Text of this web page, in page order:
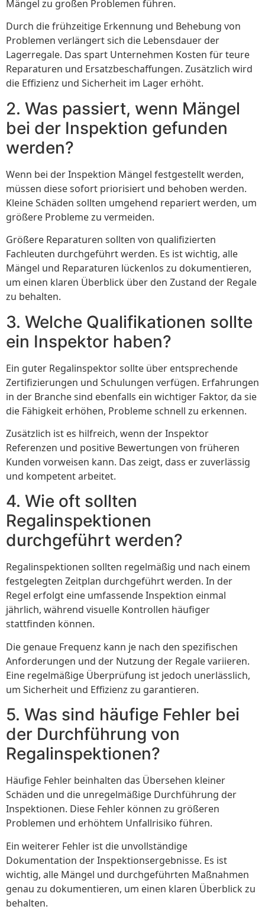
Mängel zu großen Problemen führen.
Durch die frühzeitige Erkennung und Behebung von
Problemen verlängert sich die Lebensdauer der
Lagerregale. Das spart Unternehmen Kosten für teure
Reparaturen und Ersatzbeschaffungen. Zusätzlich wird
die Effizienz und Sicherheit im Lager erhöht.
2. Was passiert, wenn Mängel
bei der Inspektion gefunden
werden?
Wenn bei der Inspektion Mängel festgestellt werden,
müssen diese sofort priorisiert und behoben werden.
Kleine Schäden sollten umgehend repariert werden, um
größere Probleme zu vermeiden.
Größere Reparaturen sollten von qualifizierten
Fachleuten durchgeführt werden. Es ist wichtig, alle
Mängel und Reparaturen lückenlos zu dokumentieren,
um einen klaren Überblick über den Zustand der Regale
zu behalten.
3. Welche Qualifikationen sollte
ein Inspektor haben?
Ein guter Regalinspektor sollte über entsprechende
Zertifizierungen und Schulungen verfügen. Erfahrungen
in der Branche sind ebenfalls ein wichtiger Faktor, da sie
die Fähigkeit erhöhen, Probleme schnell zu erkennen.
Zusätzlich ist es hilfreich, wenn der Inspektor
Referenzen und positive Bewertungen von früheren
Kunden vorweisen kann. Das zeigt, dass er zuverlässig
und kompetent arbeitet.
4. Wie oft sollten
Regalinspektionen
durchgeführt werden?
Regalinspektionen sollten regelmäßig und nach einem
festgelegten Zeitplan durchgeführt werden. In der
Regel erfolgt eine umfassende Inspektion einmal
jährlich, während visuelle Kontrollen häufiger
stattfinden können.
Die genaue Frequenz kann je nach den spezifischen
Anforderungen und der Nutzung der Regale variieren.
Eine regelmäßige Überprüfung ist jedoch unerlässlich,
um Sicherheit und Effizienz zu garantieren.
5. Was sind häufige Fehler bei
der Durchführung von
Regalinspektionen?
Häufige Fehler beinhalten das Übersehen kleiner
Schäden und die unregelmäßige Durchführung der
Inspektionen. Diese Fehler können zu größeren
Problemen und erhöhtem Unfallrisiko führen.
Ein weiterer Fehler ist die unvollständige
Dokumentation der Inspektionsergebnisse. Es ist
wichtig, alle Mängel und durchgeführten Maßnahmen
genau zu dokumentieren, um einen klaren Überblick zu
behalten.